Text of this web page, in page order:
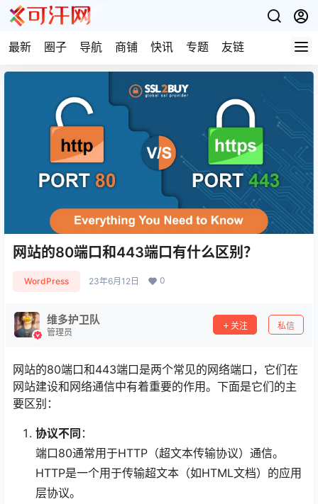
最新 圈子 导航 商铺 快讯 专题 友链
网站的80端口和443端口有什么区别？
WordPress 23年6月12日 0
维多护卫队
管理员
关注 私信
网站的80端口和443端口是两个常见的网络端口，它们在
网站建设和网络通信中有着重要的作用。下面是它们的主
要区别：
协议不同 ：
端口80通常用于HTTP（超文本传输协议）通信。
HTTP是一个用于传输超文本（如HTML文档）的应用
层协议。